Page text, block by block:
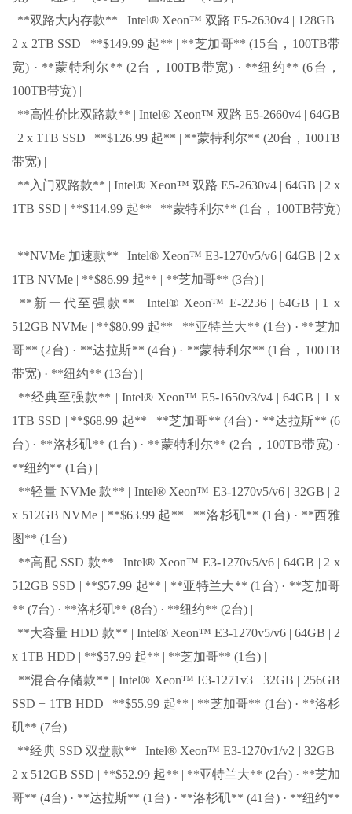
| **双路大内存款** | Intel® Xeon™ 双路 E5-2630v4 | 128GB |
2 x 2TB SSD | **$149.99 起** | **芝加哥** (15台，100TB带
宽) · **蒙特利尔** (2台，100TB带宽) · **纽约** (6台，
100TB带宽) |
| **高性价比双路款** | Intel® Xeon™ 双路 E5-2660v4 | 64GB
| 2 x 1TB SSD | **$126.99 起** | **蒙特利尔** (20台，100TB
带宽) |
| **入门双路款** | Intel® Xeon™ 双路 E5-2630v4 | 64GB | 2 x
1TB SSD | **$114.99 起** | **蒙特利尔** (1台，100TB带宽)
|
| **NVMe 加速款** | Intel® Xeon™ E3-1270v5/v6 | 64GB | 2 x
1TB NVMe | **$86.99 起** | **芝加哥** (3台) |
| **新一代至强款** | Intel® Xeon™ E-2236 | 64GB | 1 x
512GB NVMe | **$80.99 起** | **亚特兰大** (1台) · **芝加
哥** (2台) · **达拉斯** (4台) · **蒙特利尔** (1台，100TB
带宽) · **纽约** (13台) |
| **经典至强款** | Intel® Xeon™ E5-1650v3/v4 | 64GB | 1 x
1TB SSD | **$68.99 起** | **芝加哥** (4台) · **达拉斯** (6
台) · **洛杉矶** (1台) · **蒙特利尔** (2台，100TB带宽) ·
**纽约** (1台) |
| **轻量 NVMe 款** | Intel® Xeon™ E3-1270v5/v6 | 32GB | 2
x 512GB NVMe | **$63.99 起** | **洛杉矶** (1台) · **西雅
图** (1台) |
| **高配 SSD 款** | Intel® Xeon™ E3-1270v5/v6 | 64GB | 2 x
512GB SSD | **$57.99 起** | **亚特兰大** (1台) · **芝加哥
** (7台) · **洛杉矶** (8台) · **纽约** (2台) |
| **大容量 HDD 款** | Intel® Xeon™ E3-1270v5/v6 | 64GB | 2
x 1TB HDD | **$57.99 起** | **芝加哥** (1台) |
| **混合存储款** | Intel® Xeon™ E3-1271v3 | 32GB | 256GB
SSD + 1TB HDD | **$55.99 起** | **芝加哥** (1台) · **洛杉
矶** (7台) |
| **经典 SSD 双盘款** | Intel® Xeon™ E3-1270v1/v2 | 32GB |
2 x 512GB SSD | **$52.99 起** | **亚特兰大** (2台) · **芝加
哥** (4台) · **达拉斯** (1台) · **洛杉矶** (41台) · **纽约**